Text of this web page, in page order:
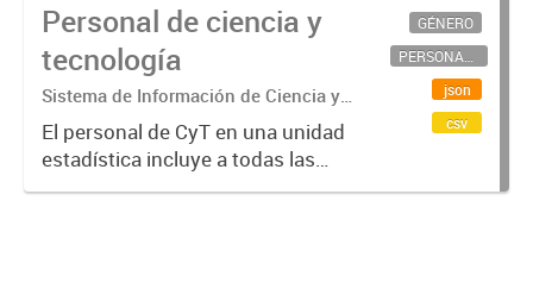
Personal de ciencia y
tecnología
Sistema de Información de Ciencia y
Tecnología Argentino (SICYTAR)
El personal de CyT en una unidad
estadística incluye a todas las
personas involucradas
GÉNERO
PERSONAL CIENTÍFICO-TECNOLÓGICO
json
csv